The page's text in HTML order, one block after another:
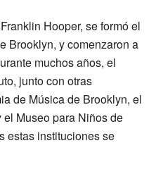
Hooper, se formó el
Brooklyn, y comenzaron a
muchos años, el
junto con otras
de Música de Brooklyn, el
el Museo para Niños de
estas instituciones se